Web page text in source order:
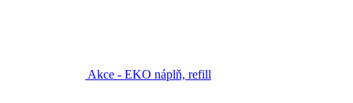
Akce - EKO náplň, refill